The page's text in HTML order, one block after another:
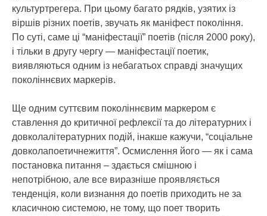
культуртрегера. При цьому багато рядків, узятих із
віршів різних поетів, звучать як маніфест покоління.
По суті, саме ці “маніфестації” поетів (після 2000 року),
і тільки в другу чергу — маніфестації поетик,
виявляються одним із небагатьох справді значущих
поколіннєвих маркерів.
Ще одним суттєвим поколіннєвим маркером є
ставлення до критичної рефлексії та до літературних і
довколалітературних подій, інакше кажучи, “соціальне
довколапоетичнежиття”. Осмислення його — як і сама
постановка питання – здається смішною і
непотрібною, але все виразніше проявляється
тенденція, коли визнання до поетів приходить не за
класичною системою, не тому, що поет творить